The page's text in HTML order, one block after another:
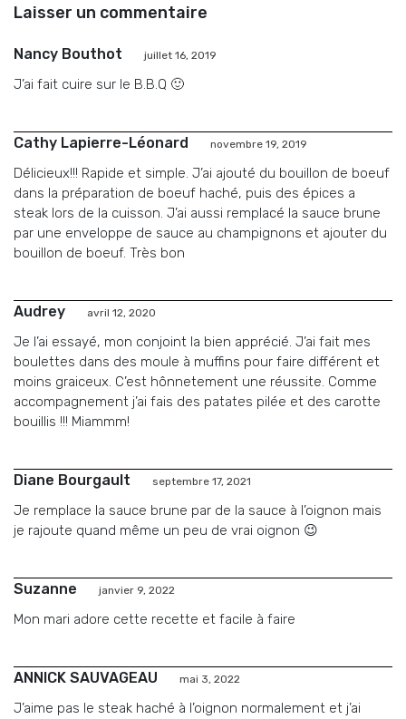
Laisser un commentaire
Nancy Bouthot juillet 16, 2019
J’ai fait cuire sur le B.B.Q 🙂
Cathy Lapierre-Léonard novembre 19, 2019
Délicieux!!! Rapide et simple. J’ai ajouté du bouillon de boeuf
dans la préparation de boeuf haché, puis des épices a
steak lors de la cuisson. J’ai aussi remplacé la sauce brune
par une enveloppe de sauce au champignons et ajouter du
bouillon de boeuf. Très bon
Audrey avril 12, 2020
Je l’ai essayé, mon conjoint la bien apprécié. J’ai fait mes
boulettes dans des moule à muffins pour faire différent et
moins graiceux. C’est hônnetement une réussite. Comme
accompagnement j’ai fais des patates pilée et des carotte
bouillis !!! Miammm!
Diane Bourgault septembre 17, 2021
Je remplace la sauce brune par de la sauce à l’oignon mais
je rajoute quand même un peu de vrai oignon 😉
Suzanne janvier 9, 2022
Mon mari adore cette recette et facile à faire
ANNICK SAUVAGEAU mai 3, 2022
J’aime pas le steak haché à l’oignon normalement et j’ai